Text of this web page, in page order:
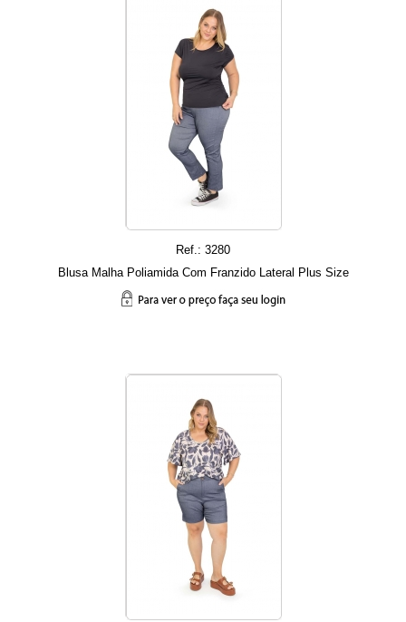
Ref.: 3280
Blusa Malha Poliamida Com Franzido Lateral Plus Size